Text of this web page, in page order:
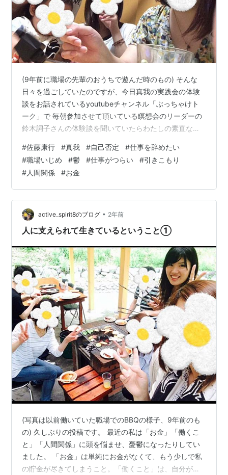
共編
『変貌する東アジアの家族』清水浩昭, 木佐木哲朗共
編 早稲田大学出版部 シリーズ比較家族 2004
翻訳
マーティン・オルブロウ『グローバル時代の歴史社
会論 近代を超えた国家と社会』会田彰共訳 日本経済
評論社 2000
学』内田健共訳 日本経済評論社 2001
ジェラード・デランティ『グローバル時代のシティ
ズンシップ 新しい社会理論の地平』日本経済評論社
2004
(9年前に職場の先輩のおうちで遊んだ時のもの) そんな
日々を過ごしていたのですが、今日真我の実践会の体験
談をお話されているyoutubeチャンネル「ぶっちゃけト
ーク」で 毎朝参加させて頂いている瞑想会のリーダーの
鈴木詞子さんの体験談を聞いていたらわたしの素直な想
ーーーーー動画はリンクから（ストーリーズからご覧く
ださい）(前半) (後半) 詞子さんの話されることはシンプ
ルで無駄がなく、凛とされている様子が正に瞑想状態の
ようにも感じ、且つ、同じ世界にいるように思えないよ
うな異次元感を感じました。マリア様のような…ーーー
ーーーーーーーーそしてわたしの…
#佐藤康行 #真我 #自己否定 #仕事を辞めたい
#職場いじめ #鬱 #仕事がつらい #引きこもり
#人間関係 #お金
active_spirit8のブログ • 2年前
人に支えられて生きているということ①
(写真は以前働いていた職場でのBBQの様子、9年前のも
の) 久しぶりの投稿です。 最近の私は「お金」「働くこ
と」「人間関係」に頭を悩ませ、憂鬱になったりしてい
ました。 「お金」は単純にお金がなくて、もう少しで私
の貯金が尽きてしまうこと。「働くこと」は、自分が自